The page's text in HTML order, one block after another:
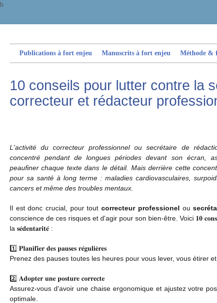
b
Publications à fort enjeu Manuscrits à fort enjeu Méthode &
10 conseils pour lutter contre la
correcteur et rédacteur
L'activité du correcteur professionnel ou secrétaire de
concentré pendant de longues périodes devant son écran,
peaufiner chaque texte dans le détail. Mais derrière cette
pour sa santé à long terme : maladies cardiovasculaires,
cancers et même des troubles mentaux.
Il est donc crucial, pour toutcorrecteur professionel ou
conscience de ces risques et d'agir pour son bien-être. Voici 𝟏𝟎
la 𝐬𝐞́𝐝𝐞𝐧𝐭𝐚𝐫𝐢𝐭𝐞́ :
1️⃣ 𝐏𝐥𝐚𝐧𝐢𝐟𝐢𝐞𝐫 𝐝𝐞𝐬 𝐩𝐚𝐮𝐬𝐞𝐬 𝐫𝐞́𝐠𝐮𝐥𝐢𝐞̀𝐫𝐞𝐬
Prenez des pauses toutes les heures pour vous lever, vous étirer
2️⃣ 𝐀𝐝𝐨𝐩𝐭𝐞𝐫 𝐮𝐧𝐞 𝐩𝐨𝐬𝐭𝐮𝐫𝐞 𝐜𝐨𝐫𝐫𝐞𝐜𝐭𝐞
Assurez-vous d'avoir une chaise ergonomique et ajustez votre
optimale.